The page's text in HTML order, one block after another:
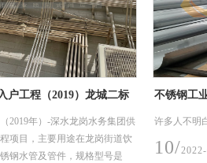
电抛光的优势
什么不锈钢工业管道需要抛光。